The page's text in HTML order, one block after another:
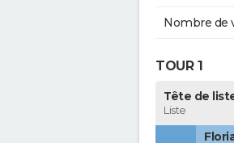
Nombre de
TOUR 1
Tête de
Liste